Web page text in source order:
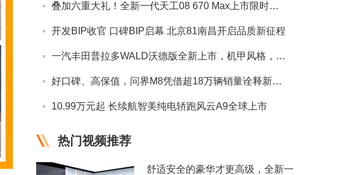
叠加六重大礼！全新一代天工08 670 Max上市限时价17.99万元
开发BIP收官 口碑BIP启幕 北京81南昌开启品质新征程
一汽丰田普拉多WALD沃德版全新上市，机甲风格，硬核来袭！
好口碑、高保值，问界M8凭借超18万辆销量诠释新豪华标杆
10.99万元起 长续航智美纯电轿跑风云A9全球上市
热门视频推荐
舒适安全的豪华才更高级，全新一